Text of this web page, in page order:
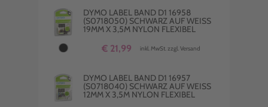
DYMO LABEL BAND D1 16958
(S0718050) SCHWARZ AUF WEISS 1
9MM X 3,5M NYLON FLEXIBEL
€ 21,99 inkl. MwSt. zzgl. Versand
DYMO LABEL BAND D1 16957
(S0718040) SCHWARZ AUF WEISS 1
2MM X 3,5M NYLON FLEXIBEL